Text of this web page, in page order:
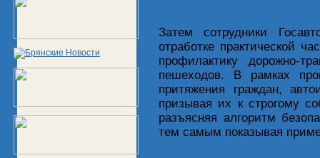
Затем сотрудники
отработке практической
профилактику дорожно-
пешеходов. В рамках
притяжения граждан,
призывая их к строгому
разъясняя алгоритм
тем самым показывая